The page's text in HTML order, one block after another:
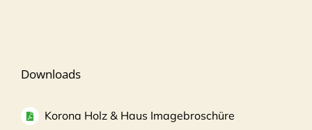
Downloads
Korona Holz & Haus Imagebroschüre